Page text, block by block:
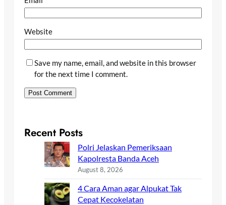
Website
Save my name, email, and website in this browser
for the next time I comment.
Recent Posts
Polri Jelaskan Pemeriksaan
Kapolresta Banda Aceh
August 8, 2026
4 Cara Aman agar Alpukat Tak
Cepat Kecokelatan